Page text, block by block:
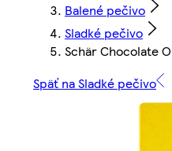
Balené pečivo
Sladké pečivo
Schär Chocolate
Späť na Sladké pečivo